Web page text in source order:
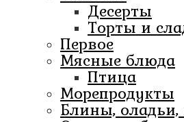
Десерты
Торты и
Первое
Мясные блюда
Птица
Морепродукты
Блины, оладьи,